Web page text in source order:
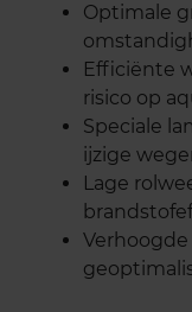
Optimale
Efficiënte
risico op
Speciale
ijzige
Lage